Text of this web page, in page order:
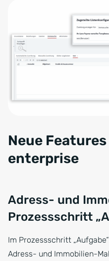
Neue
enterprise
Adress- und
Prozessschritt
Im Prozessschritt
Adress- und Immobilien-